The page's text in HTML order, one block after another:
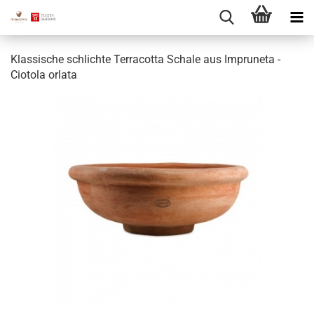
Klassische schlichte Terracotta Schale aus Impruneta -
Ciotola orlata